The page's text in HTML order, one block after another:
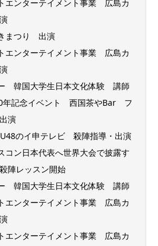
ンターテイメント事業 広島カ
まつり 出演
ンターテイメント事業 広島カ
韓国大学生日本文化体験 講師
記念イベント 西国茶やBar フ
演
のイ申テレビ 殺陣指導・出演
ン日本代表へ世界大会で披露す
陣レッスン開始
韓国大学生日本文化体験 講師
ンターテイメント事業 広島カ
ンターテイメント事業 広島カ